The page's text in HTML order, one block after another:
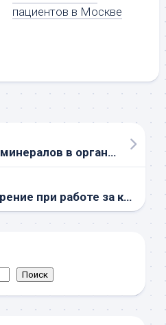
пациентов в Москве
Роль витаминов и минералов в организме
Как сохранить зрение при работе за компьютером
Поиск